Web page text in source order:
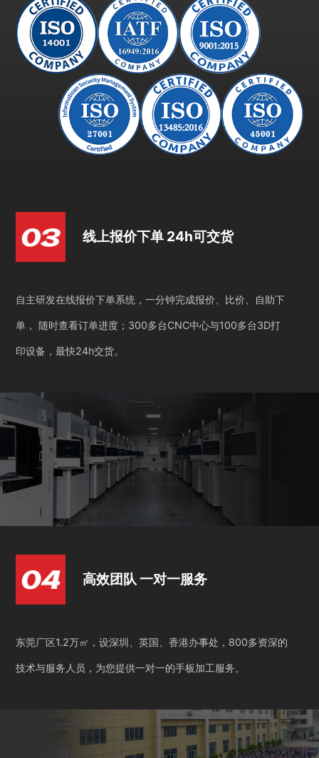
线上报价下单 24h可交货
自主研发在线报价下单系统，一分钟完成报价、比价、自助下
单， 随时查看订单进度；300多台CNC中心与100多台3D打
印设备，最快24h交货。
高效团队 一对一服务
东莞厂区1.2万㎡，设深圳、英国、香港办事处，800多资深的
技术与服务人员，为您提供一对一的手板加工服务。